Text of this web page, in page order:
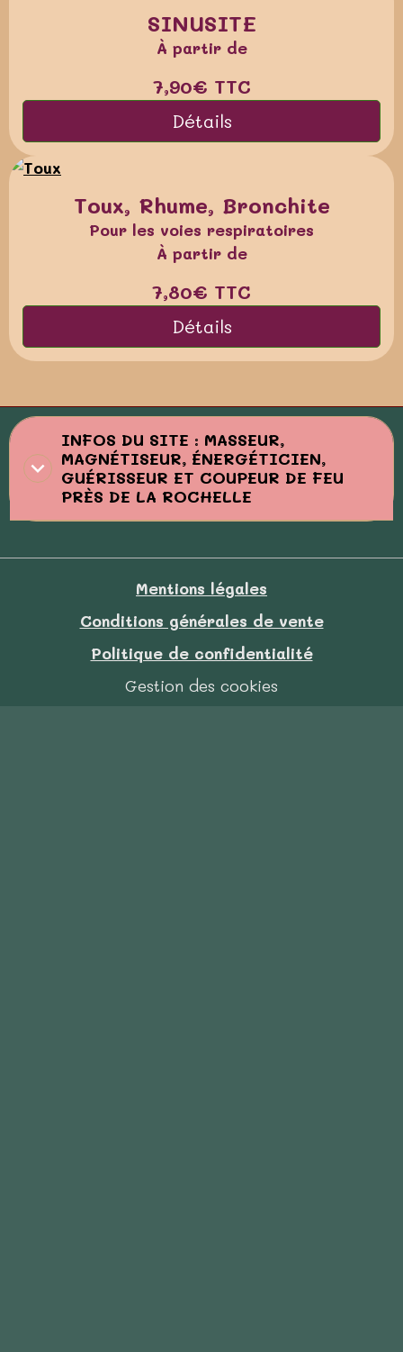
SINUSITE
À partir de
7,90€ TTC
Détails
Toux, Rhume, Bronchite
Pour les voies respiratoires
À partir de
7,80€ TTC
Détails
INFOS DU SITE : MASSEUR,
MAGNÉTISEUR, ÉNERGÉTICIEN,
GUÉRISSEUR ET COUPEUR DE FEU
PRÈS DE LA ROCHELLE
Mentions légales
Conditions générales de vente
Politique de confidentialité
Gestion des cookies